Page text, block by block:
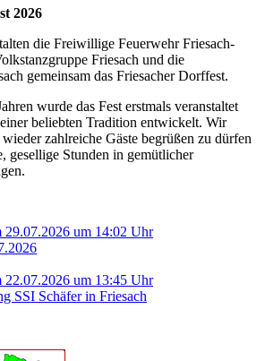
2026
die Freiwillige Feuerwehr Friesach-
Friesach und die
gemeinsam das Friesacher Dorffest.
wurde das Fest erstmals veranstaltet
beliebten Tradition entwickelt. Wir
zahlreiche Gäste begrüßen zu dürfen
gesellige Stunden in gemütlicher
29.07.2026 um 14:02 Uhr
22.07.2026 um 13:45 Uhr
SSI Schäfer in Friesach